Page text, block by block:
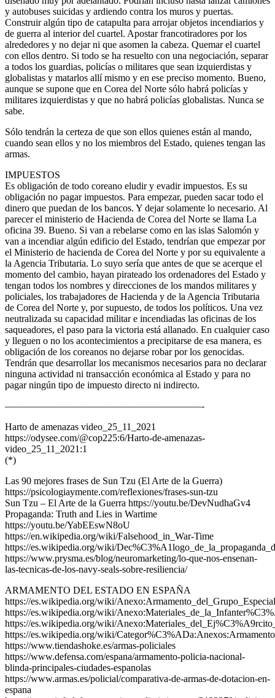
y autobuses suicidas y ardiendo contra los muros y puertas.
Construir algún tipo de catapulta para arrojar objetos incendiarios y
de guerra al interior del cuartel. Apostar francotiradores por los
alrededores y no dejar ni que asomen la cabeza. Quemar el cuartel
con ellos dentro. Si todo se ha resuelto con una negociación, separar
a todos los guardias, policías o militares que sean izquierdistas y
globalistas y matarlos allí mismo y en ese preciso momento. Bueno,
aunque se supone que en Corea del Norte sólo habrá policías y
militares izquierdistas y que no habrá policías globalistas. Nunca se
sabe.
Sólo tendrán la certeza de que son ellos quienes están al mando,
cuando sean ellos y no los miembros del Estado, quienes tengan las
armas.
IMPUESTOS
Es obligación de todo coreano eludir y evadir impuestos. Es su
obligación no pagar impuestos. Para empezar, pueden sacar todo el
dinero que puedan de los bancos. Y dejar solamente lo necesario. Al
parecer el ministerio de Hacienda de Corea del Norte se llama La
oficina 39. Bueno. Si van a rebelarse como en las islas Salomón y
van a incendiar algún edificio del Estado, tendrían que empezar por
el Ministerio de hacienda de Corea del Norte y por su equivalente a
la Agencia Tributaria. Lo suyo sería que antes de que se acerque el
momento del cambio, hayan pirateado los ordenadores del Estado y
tengan todos los nombres y direcciones de los mandos militares y
policiales, los trabajadores de Hacienda y de la Agencia Tributaria
de Corea del Norte y, por supuesto, de todos los políticos. Una vez
neutralizada su capacidad militar e incendiadas las oficinas de los
saqueadores, el paso para la victoria está allanado. En cualquier caso
y lleguen o no los acontecimientos a precipitarse de esa manera, es
obligación de los coreanos no dejarse robar por los genocidas.
Tendrán que desarrollar los mecanismos necesarios para no declarar
ninguna actividad ni transacción económica al Estado y para no
pagar ningún tipo de impuesto directo ni indirecto.
————————————————————-
Harto de amenazas video_25_11_2021
https://odysee.com/@cop225:6/Harto-de-amenazas-
video_25_11_2021:1
(*)
Las 90 mejores frases de Sun Tzu (El Arte de la Guerra)
https://psicologiaymente.com/reflexiones/frases-sun-tzu
Sun Tzu – El Arte de la Guerra https://youtu.be/DevNudhaGv4
Propaganda: Truth and Lies in Wartime
https://youtu.be/YabEEswN8oU
https://en.wikipedia.org/wiki/Falsehood_in_War-Time
https://es.wikipedia.org/wiki/
https://www.prysma.es/blog/neuromarketing/lo-que-nos-ensenan-
las-tecnicas-de-los-navy-seals-sobre-resiliencia/
ARMAMENTO DEL ESTADO EN ESPAÑA
https://es.wikipedia.org/wiki/
https://es.wikipedia.org/wiki/
https://es.wikipedia.org/wiki/
https://es.wikipedia.org/wiki/Categor%C3%ADa:Anexos:Armamento
https://www.tiendashoke.es/armas-policiales
https://www.defensa.com/espana/armamento-policia-nacional-
blinda-principales-ciudades-espanolas
https://www.armas.es/policial/comparativa-de-armas-de-dotacion-en-
espana